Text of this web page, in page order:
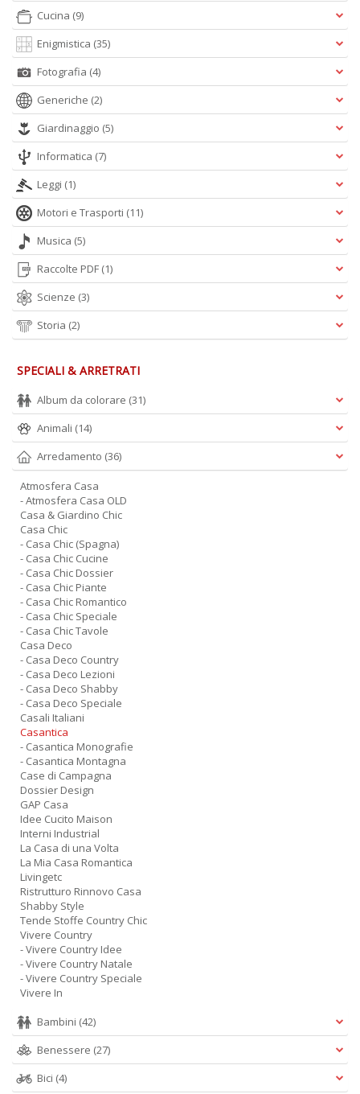
Cucina (9)
Enigmistica (35)
Fotografia (4)
Generiche (2)
Giardinaggio (5)
Informatica (7)
Leggi (1)
Motori e Trasporti (11)
Musica (5)
Raccolte PDF (1)
Scienze (3)
Storia (2)
SPECIALI & ARRETRATI
Album da colorare (31)
Animali (14)
Arredamento (36)
Atmosfera Casa
- Atmosfera Casa OLD
Casa & Giardino Chic
Casa Chic
- Casa Chic (Spagna)
- Casa Chic Cucine
- Casa Chic Dossier
- Casa Chic Piante
- Casa Chic Romantico
- Casa Chic Speciale
- Casa Chic Tavole
Casa Deco
- Casa Deco Country
- Casa Deco Lezioni
- Casa Deco Shabby
- Casa Deco Speciale
Casali Italiani
Casantica
- Casantica Monografie
- Casantica Montagna
Case di Campagna
Dossier Design
GAP Casa
Idee Cucito Maison
Interni Industrial
La Casa di una Volta
La Mia Casa Romantica
Livingetc
Ristrutturo Rinnovo Casa
Shabby Style
Tende Stoffe Country Chic
Vivere Country
- Vivere Country Idee
- Vivere Country Natale
- Vivere Country Speciale
Vivere In
Bambini (42)
Benessere (27)
Bici (4)